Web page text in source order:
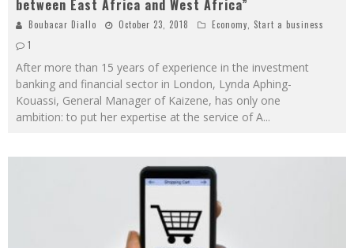
between East Africa and West Africa”
Boubacar Diallo October 23, 2018 Economy
Start a business
1
After more than 15 years of experience in the investment
banking and financial sector in London, Lynda Aphing-
Kouassi, General Manager of Kaizene, has only one
ambition: to put her expertise at the service of A...